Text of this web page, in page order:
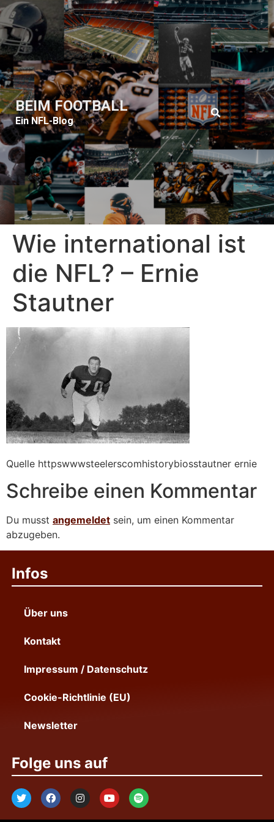
BEIM FOOTBALL
Ein NFL-Blog
Wie international ist
die NFL? – Ernie
Stautner
Quelle httpswwwsteelerscomhistorybiosstautner ernie
Schreibe einen Kommentar
Du musst angemeldet sein, um einen Kommentar
abzugeben.
Infos
Über uns
Kontakt
Impressum / Datenschutz
Cookie-Richtlinie (EU)
Newsletter
Folge uns auf